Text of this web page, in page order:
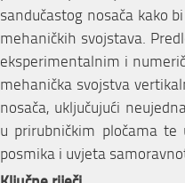
sandučastog nosača kako
mehaničkih svojstava.
eksperimentalnim i
mehanička svojstva
nosača, uključujući
u prirubničkim pločama
posmika i uvjeta